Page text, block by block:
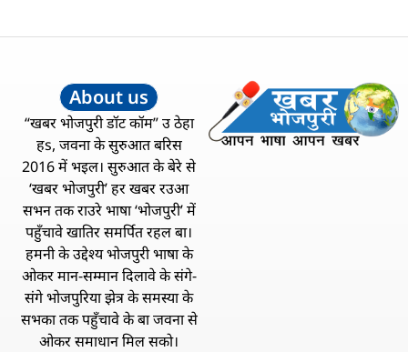
About us
“खबर भोजपुरी डॉट कॉम” उ ठेहा
हs, जवना के सुरुआत बरिस
2016 में भइल। सुरुआत के बेरे से
‘खबर भोजपुरी’ हर खबर रउआ
सभन तक राउरे भाषा ‘भोजपुरी’ में
पहुँचावे खातिर समर्पित रहल बा।
हमनी के उद्देश्य भोजपुरी भाषा के
ओकर मान-सम्मान दिलावे के संगे-
संगे भोजपुरिया झेत्र के समस्या के
सभका तक पहुँचावे के बा जवना से
ओकर समाधान मिल सको।